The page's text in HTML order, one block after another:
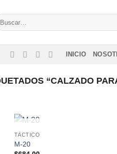
INICIO
“CALZADO
TÁCTICO
M-20